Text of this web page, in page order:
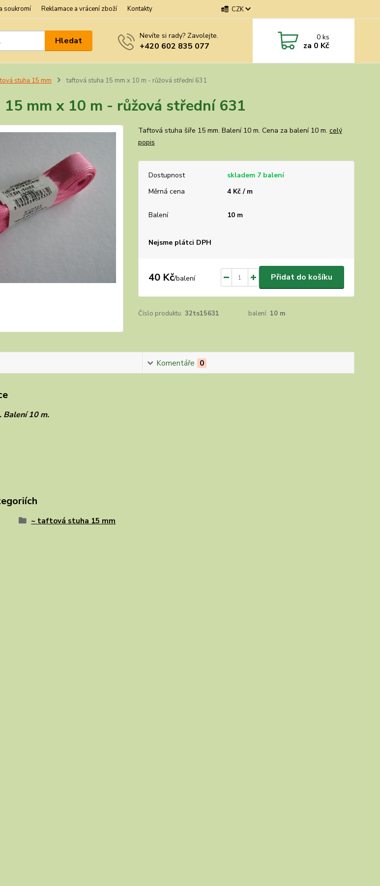
soukromí Reklamace a vrácení zboží Kontakty CZK
Hledat Nevíte si rady? Zavolejte.
+420 602 835 077
0ks
za 0 Kč
stuha 15 mm taftová stuha 15 mm x 10 m - růžová střední 631
mm x 10 m - růžová střední 631
Taftová stuha šíře 15 mm. Balení 10 m. Cena za balení 10 m. celý
popis
Dostupnost
skladem 7 balení
Měrná cena
4 Kč / m
Balení 10 m
Nejsme plátci DPH
40 Kč/balení Přidat do košíku
Číslo produktu: 32ts15631 balení: 10 m
Komentáře 0
Balení 10 m.
~ taftová stuha 15 mm